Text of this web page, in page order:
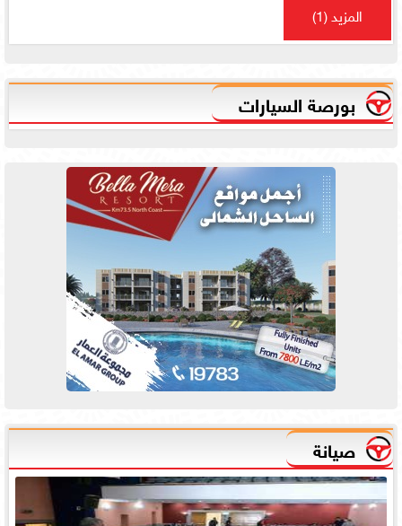
المزيد (1)
بورصة السيارات
صيانة